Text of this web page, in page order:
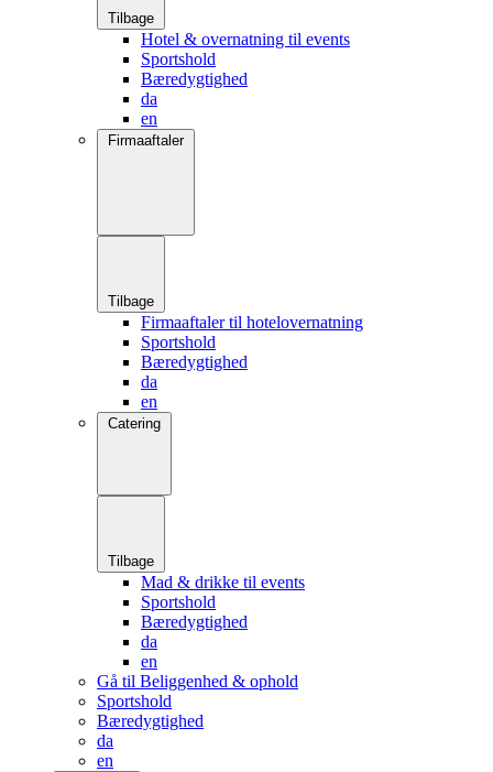
Tilbage
Hotel & overnatning til events
Sportshold
Bæredygtighed
da
en
Firmaaftaler
Tilbage
Firmaaftaler til hotelovernatning
Sportshold
Bæredygtighed
da
en
Catering
Tilbage
Mad & drikke til events
Sportshold
Bæredygtighed
da
en
Gå til Beliggenhed & ophold
Sportshold
Bæredygtighed
da
en